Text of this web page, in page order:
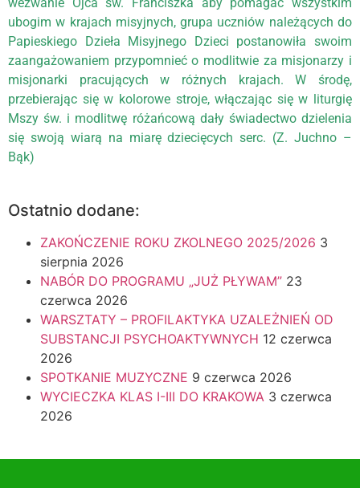
ubogim w krajach misyjnych, grupa uczniów należących do
Papieskiego Dzieła Misyjnego Dzieci postanowiła swoim
zaangażowaniem przypomnieć o modlitwie za misjonarzy i
misjonarki pracujących w różnych krajach. W środę,
przebierając się w kolorowe stroje, włączając się w liturgię
Mszy św. i modlitwę różańcową dały świadectwo dzielenia
się swoją wiarą na miarę dziecięcych serc. (Z. Juchno –
Bąk)
Ostatnio dodane:
ZAKOŃCZENIE ROKU ZKOLNEGO 2025/2026 3
sierpnia 2026
NABÓR DO PROGRAMU „JUŻ PŁYWAM” 23
czerwca 2026
WARSZTATY – PROFILAKTYKA UZALEŻNIEŃ OD
SUBSTANCJI PSYCHOAKTYWNYCH 12 czerwca
2026
SPOTKANIE MUZYCZNE 9 czerwca 2026
WYCIECZKA KLAS I-III DO KRAKOWA 3 czerwca
2026